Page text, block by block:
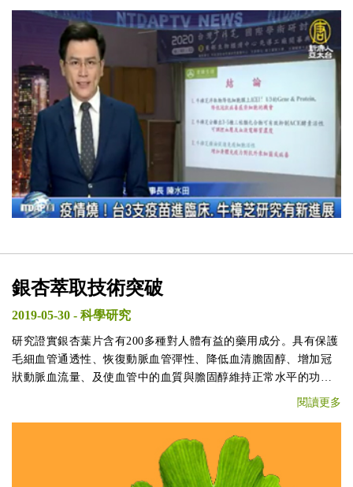
銀杏萃取技術突破
2019-05-30 - 科學研究
研究證實銀杏葉片含有200多種對人體有益的藥用成分。具有保護
毛細血管通透性、恢復動脈血管彈性、降低血清膽固醇、增加冠
狀動脈血流量、及使血管中的血質與膽固醇維持正常水平的功
效。浩峰生技在天然物生技萃取上獲得技術突破，取得有益於提
閱讀更多